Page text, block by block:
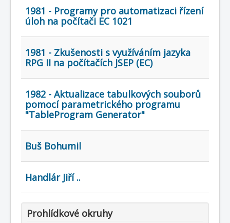
Historické počítače
O nás
Úvod Mapa stránek (štítky)
1981 - Programy pro automatizaci řízení
úloh na počítači EC 1021
1981 - Zkušenosti s využíváním jazyka
RPG II na počítačích JSEP (EC)
1982 - Aktualizace tabulkových souborů
pomocí parametrického programu
"TableProgram Generator"
Buš Bohumil
Handlár Jiří ..
Prohlídkové okruhy